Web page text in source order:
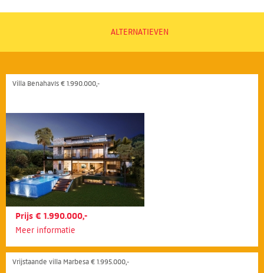
ALTERNATIEVEN
Villa Benahavís € 1.990.000,-
Prijs € 1.990.000,-
Meer informatie
Vrijstaande villa Marbesa € 1.995.000,-